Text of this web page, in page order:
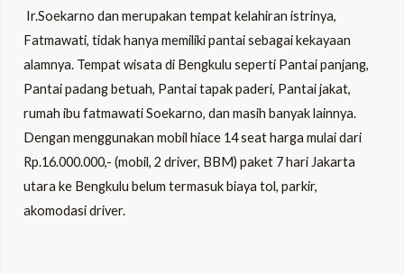
Ir.Soekarno dan merupakan tempat kelahiran istrinya,
Fatmawati, tidak hanya memiliki pantai sebagai kekayaan
alamnya. Tempat wisata di Bengkulu seperti Pantai panjang,
Pantai padang betuah, Pantai tapak paderi, Pantai jakat,
rumah ibu fatmawati Soekarno, dan masih banyak lainnya.
Dengan menggunakan mobil hiace 14 seat harga mulai dari
Rp.16.000.000,- (mobil, 2 driver, BBM) paket 7 hari Jakarta
utara ke Bengkulu belum termasuk biaya tol, parkir,
akomodasi driver.